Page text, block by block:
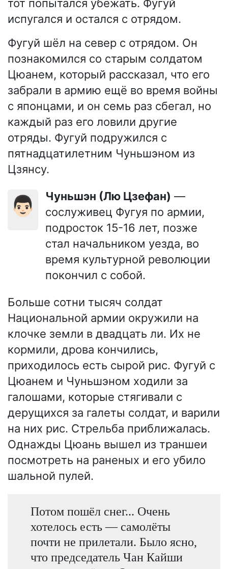
тот попытался убежать. Фугуй
испугался и остался с отрядом.
Фугуй шёл на север с отрядом. Он
познакомился со старым солдатом
Цюанем, который рассказал, что его
забрали в армию ещё во время войны
с японцами, и он семь раз сбегал, но
каждый раз его ловили другие
отряды. Фугуй подружился с
пятнадцатилетним Чуньшэном из
Цзянсу.
👨🏻 Чуньшэн (Лю Цзефан) —
сослуживец Фугуя по армии,
подросток 15-16 лет, позже
стал начальником уезда, во
время культурной революции
покончил с собой.
Больше сотни тысяч солдат
Национальной армии окружили на
клочке земли в двадцать ли. Их не
кормили, дрова кончились,
приходилось есть сырой рис. Фугуй с
Цюанем и Чуньшэном ходили за
галошами, которые стягивали с
дерущихся за галеты солдат, и варили
на них рис. Стрельба приближалась.
Однажды Цюань вышел из траншеи
посмотреть на раненых и его убило
шальной пулей.
Потом пошёл снег... Очень
хотелось есть — самолёты
почти не прилетали. Было ясно,
что председатель Чан Кайши